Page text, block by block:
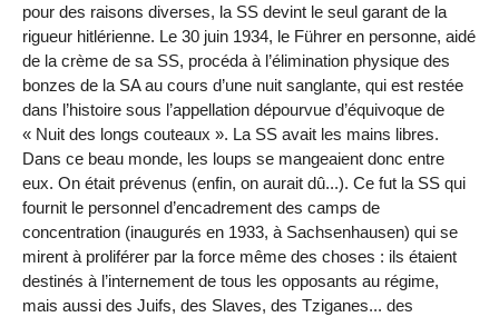
pour des raisons diverses, la SS devint le seul garant de la
rigueur hitlérienne. Le 30 juin 1934, le Führer en personne, aidé
de la crème de sa SS, procéda à l’élimination physique des
bonzes de la SA au cours d’une nuit sanglante, qui est restée
dans l’histoire sous l’appellation dépourvue d’équivoque de
« Nuit des longs couteaux ». La SS avait les mains libres.
Dans ce beau monde, les loups se mangeaient donc entre
eux. On était prévenus (enfin, on aurait dû...). Ce fut la SS qui
fournit le personnel d’encadrement des camps de
concentration (inaugurés en 1933, à Sachsenhausen) qui se
mirent à proliférer par la force même des choses : ils étaient
destinés à l’internement de tous les opposants au régime,
mais aussi des Juifs, des Slaves, des Tziganes... des